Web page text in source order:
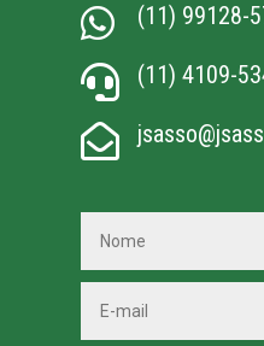
 (11) 99128-
 (11) 4109-
